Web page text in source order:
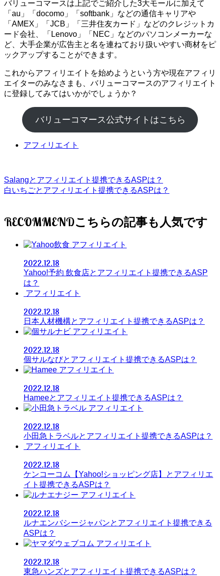
バリューコマースは上記でご紹介した3大モールに加えて
「au」「docomo」「softbank」などの通信キャリアや
「AMEX」「JCB」「三井住友カード」などのクレジットカ
ード会社、「Lenovo」「NEC」などのパソコンメーカーな
ど、大手企業が広告主と名を連ねており扱いやすい商材をピ
ックアップすることができます。
これからアフィリエイトを始めようという方や現在アフィリ
エイターのみなさまも、バリューコマースのアフィリエイト
に登録してみてはいかがでしょうか？
バリューコマース公式サイトはこちら
アフィリエイト
Salangとアフィリエイト提携できるASPは？
白いちごとアフィリエイト提携できるASPは？
RECOMMEND
アフィリエイト
2022.12.18
Yahoo!予約 飲食店とアフィリエイト提携できるASP
は？
アフィリエイト
2022.12.18
日本人材機構とアフィリエイト提携できるASPは？
アフィリエイト
2022.12.18
個サルなびとアフィリエイト提携できるASPは？
アフィリエイト
2022.12.18
Hameeとアフィリエイト提携できるASPは？
アフィリエイト
2022.12.18
小田急トラベルとアフィリエイト提携できるASPは？
アフィリエイト
2022.12.18
ケンコーコム【Yahoo!ショッピング店】とアフィリエ
イト提携できるASPは？
アフィリエイト
2022.12.18
ルナエンバシージャパンとアフィリエイト提携できる
ASPは？
アフィリエイト
2022.12.18
東急ハンズとアフィリエイト提携できるASPは？